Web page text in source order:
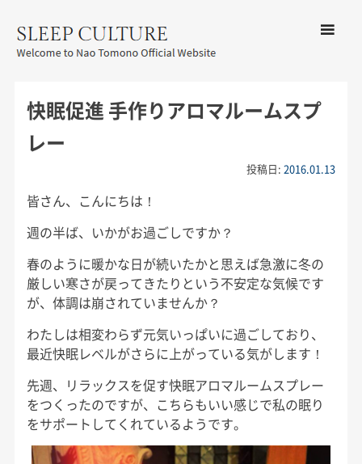
CULTURE
ュ
ツへ移動
快眠促進 手作りアロマルームスプ
レー
投稿日:2016.01.13
皆さん、こんにちは！
週の半ば、いかがお過ごしですか？
春のように暖かな日が続いたかと思えば急激に冬の
厳しい寒さが戻ってきたりという不安定な気候です
が、体調は崩されていませんか？
わたしは相変わらず元気いっぱいに過ごしており、
最近快眠レベルがさらに上がっている気がします！
先週、リラックスを促す快眠アロマルームスプレー
をつくったのですが、こちらもいい感じで私の眠り
をサポートしてくれているようです。